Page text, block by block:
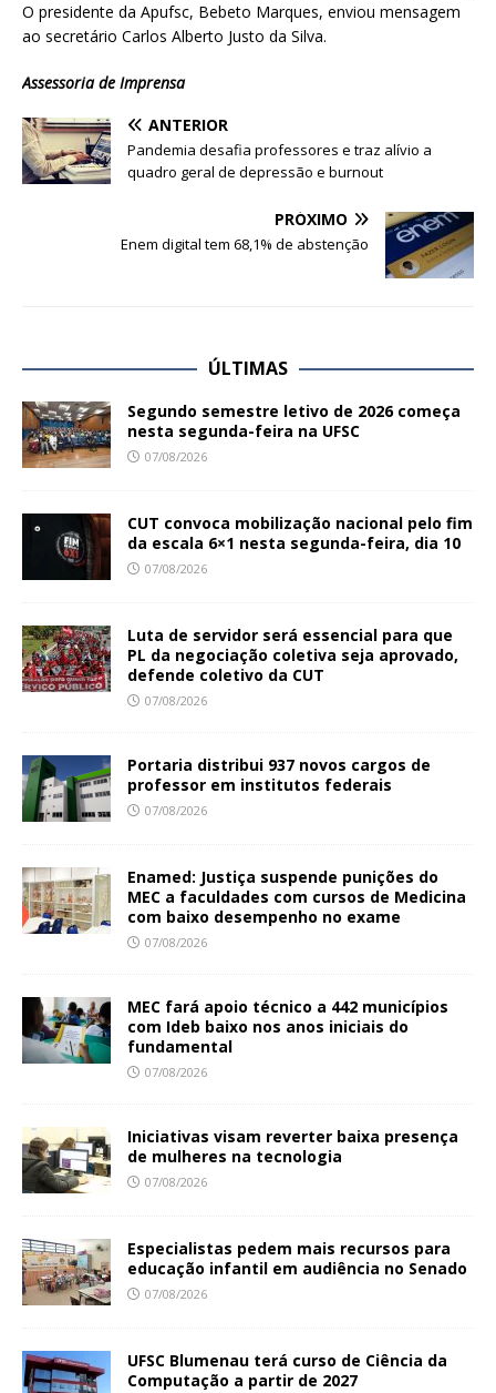
O presidente da Apufsc, Bebeto Marques, enviou mensagem
ao secretário Carlos Alberto Justo da Silva.
Assessoria de Imprensa
ANTERIOR
Pandemia desafia professores e traz alívio a
quadro geral de depressão e burnout
PRÓXIMO
Enem digital tem 68,1% de abstenção
ÚLTIMAS
Segundo semestre letivo de 2026 começa
nesta segunda-feira na UFSC
07/08/2026
CUT convoca mobilização nacional pelo fim
da escala 6×1 nesta segunda-feira, dia 10
07/08/2026
Luta de servidor será essencial para que
PL da negociação coletiva seja aprovado,
defende coletivo da CUT
07/08/2026
Portaria distribui 937 novos cargos de
professor em institutos federais
07/08/2026
Enamed: Justiça suspende punições do
MEC a faculdades com cursos de Medicina
com baixo desempenho no exame
07/08/2026
MEC fará apoio técnico a 442 municípios
com Ideb baixo nos anos iniciais do
fundamental
07/08/2026
Iniciativas visam reverter baixa presença
de mulheres na tecnologia
07/08/2026
Especialistas pedem mais recursos para
educação infantil em audiência no Senado
07/08/2026
UFSC Blumenau terá curso de Ciência da
Computação a partir de 2027